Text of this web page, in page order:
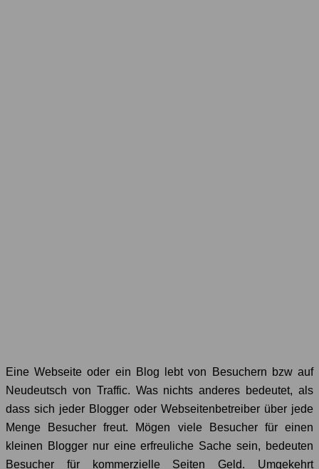
Eine Webseite oder ein Blog lebt von Besuchern bzw auf
Neudeutsch von Traffic. Was nichts anderes bedeutet, als
dass sich jeder Blogger oder Webseitenbetreiber über jede
Menge Besucher freut. Mögen viele Besucher für einen
kleinen Blogger nur eine erfreuliche Sache sein, bedeuten
Besucher für kommerzielle Seiten Geld. Umgekehrt